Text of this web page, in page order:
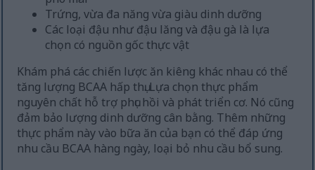
Trứng, vừa đa năng vừa giàu dinh dưỡng
Các loại đậu như đậu lăng và đậu gà là lựa
chọn có nguồn gốc thực vật
Khám phá các chiến lược ăn kiêng khác nhau có thể
tăng lượng BCAA hấp thụ. Lựa chọn thực phẩm
nguyên chất hỗ trợ phục hồi và phát triển cơ. Nó cũng
đảm bảo lượng dinh dưỡng cân bằng. Thêm những
thực phẩm này vào bữa ăn của bạn có thể đáp ứng
nhu cầu BCAA hàng ngày, loại bỏ nhu cầu bổ sung.